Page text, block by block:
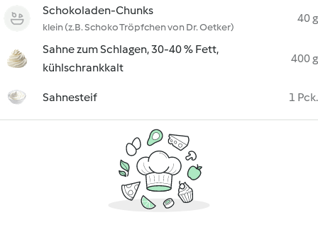
Schokoladen-Chunks
klein (z.B. Schoko Tröpfchen von Dr. Oetker)
40 g
Sahne zum Schlagen, 30-40 % Fett,
kühlschrankkalt
400 g
Sahnesteif 1 Pck.